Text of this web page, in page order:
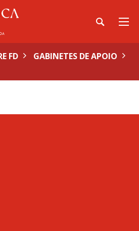
FD
GABINETES DE APOIO